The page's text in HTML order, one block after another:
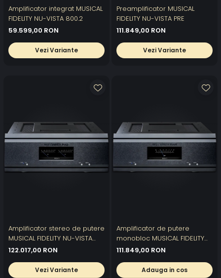
Amplificator integrat MUSICAL
FIDELITY NU-VISTA 800.2
59.599,00 RON
Vezi Variante
Preamplificator MUSICAL
FIDELITY NU-VISTA PRE
111.849,00 RON
Vezi Variante
Amplificator stereo de putere
MUSICAL FIDELITY NU-VISTA
PAS
122.017,00 RON
Vezi Variante
Amplificator de putere
monobloc MUSICAL FIDELITY
NU-VISTA PAM
111.849,00 RON
Adauga in cos